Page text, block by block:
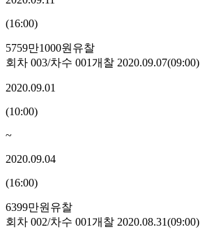
(16:00)
5759만1000원 유찰
회차 003/차수 001개찰 2020.09.07(09:00)
2020.09.01
(10:00)
~
2020.09.04
(16:00)
6399만원 유찰
회차 002/차수 001개찰 2020.08.31(09:00)